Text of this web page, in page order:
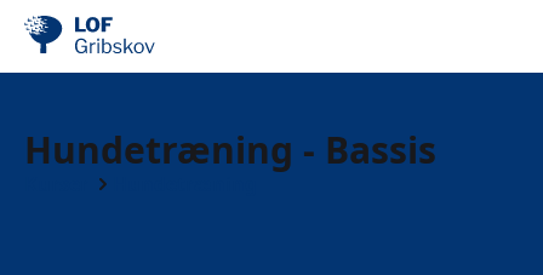
Hundetræning - Bassis